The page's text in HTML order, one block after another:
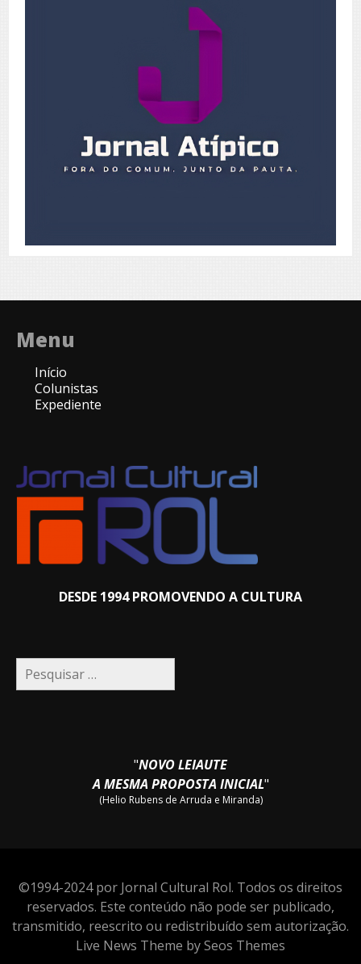
Menu
Início
Colunistas
Expediente
DESDE 1994 PROMOVENDO A CULTURA
Pesquisar
por:
"NOVO LEIAUTE
A MESMA PROPOSTA INICIAL"
(Helio Rubens de Arruda e Miranda)
©1994-2024 por Jornal Cultural Rol. Todos os direitos
reservados. Este conteúdo não pode ser publicado,
transmitido, reescrito ou redistribuído sem autorização.
Live News Theme by Seos Themes